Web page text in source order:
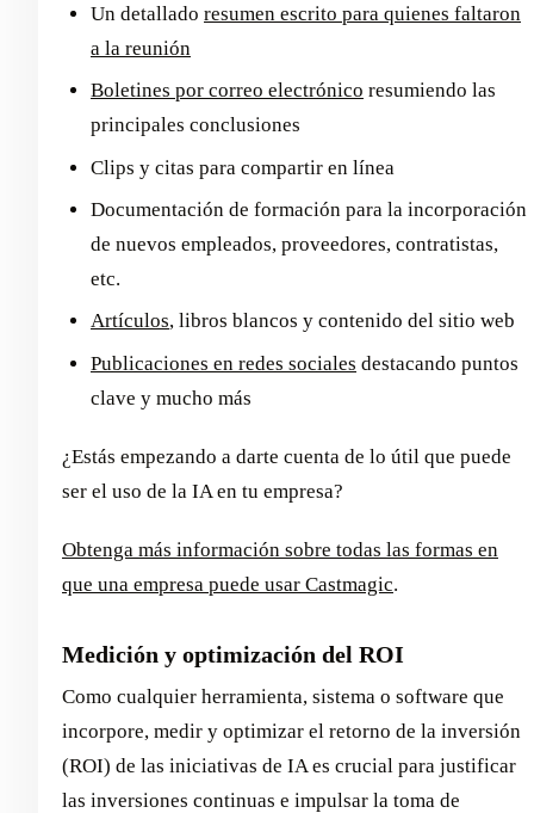
Un detallado resumen escrito para quienes faltaron
a la reunión
Boletines por correo electrónico resumiendo las
principales conclusiones
Clips y citas para compartir en línea
Documentación de formación para la incorporación
de nuevos empleados, proveedores, contratistas,
etc.
Artículos, libros blancos y contenido del sitio web
Publicaciones en redes sociales destacando puntos
clave y mucho más
¿Estás empezando a darte cuenta de lo útil que puede
ser el uso de la IA en tu empresa?
Obtenga más información sobre todas las formas en
que una empresa puede usar Castmagic.
Medición y optimización del ROI
Como cualquier herramienta, sistema o software que
incorpore, medir y optimizar el retorno de la inversión
(ROI) de las iniciativas de IA es crucial para justificar
las inversiones continuas e impulsar la toma de